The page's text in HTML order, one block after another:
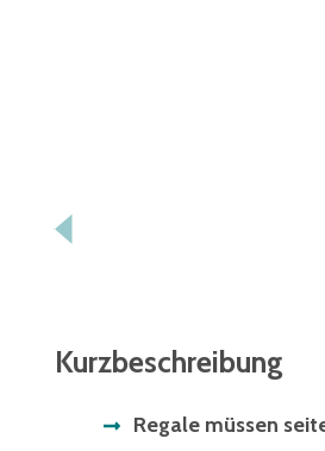
Kurzbeschreibung
Regale müssen